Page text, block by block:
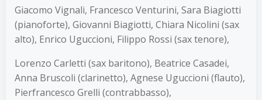
Giacomo Vignali, Francesco Venturini, Sara Biagiotti
(pianoforte), Giovanni Biagiotti, Chiara Nicolini (sax
alto), Enrico Uguccioni, Filippo Rossi (sax tenore),
Lorenzo Carletti (sax baritono), Beatrice Casadei,
Anna Bruscoli (clarinetto), Agnese Uguccioni (flauto),
Pierfrancesco Grelli (contrabbasso),